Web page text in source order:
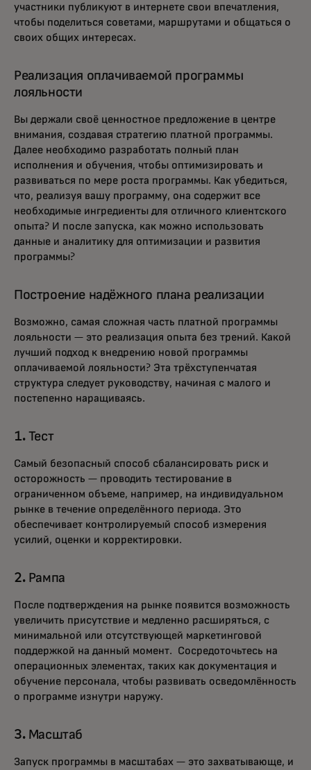
участники публикуют в интернете свои впечатления,
чтобы поделиться советами, маршрутами и общаться о
своих общих интересах.
Реализация оплачиваемой программы
лояльности
Вы держали своё ценностное предложение в центре
внимания, создавая стратегию платной программы.
Далее необходимо разработать полный план
исполнения и обучения, чтобы оптимизировать и
развиваться по мере роста программы. Как убедиться,
что, реализуя вашу программу, она содержит все
необходимые ингредиенты для отличного клиентского
опыта? И после запуска, как можно использовать
данные и аналитику для оптимизации и развития
программы?
Построение надёжного плана реализации
Возможно, самая сложная часть платной программы
лояльности — это реализация опыта без трений. Какой
лучший подход к внедрению новой программы
оплачиваемой лояльности? Эта трёхступенчатая
структура следует руководству, начиная с малого и
постепенно наращиваясь.
1. Тест
Самый безопасный способ сбалансировать риск и
осторожность — проводить тестирование в
ограниченном объеме, например, на индивидуальном
рынке в течение определённого периода. Это
обеспечивает контролируемый способ измерения
усилий, оценки и корректировки.
2. Рампа
После подтверждения на рынке появится возможность
увеличить присутствие и медленно расширяться, с
минимальной или отсутствующей маркетинговой
поддержкой на данный момент. Сосредоточьтесь на
операционных элементах, таких как документация и
обучение персонала, чтобы развивать осведомлённость
о программе изнутри наружу.
3. Масштаб
Запуск программы в масштабах — это захватывающе, и